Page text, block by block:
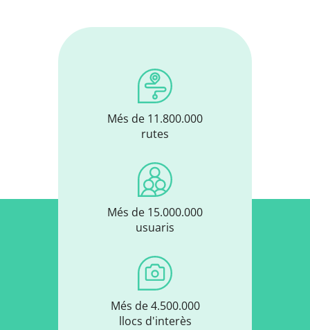
Més de 11.800.000
rutes
Més de 15.000.000
usuaris
Més de 4.500.000
llocs d'interès